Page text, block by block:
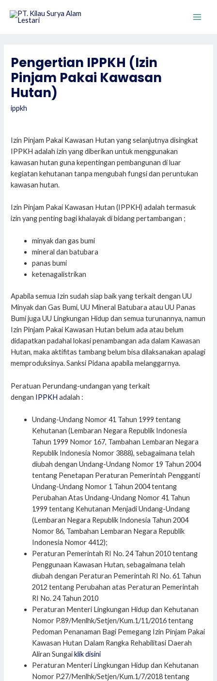
Pengertian IPPKH (Izin
Pinjam Pakai Kawasan
Hutan)
ippkh
Izin Pinjam Pakai Kawasan Hutan yang selanjutnya disingkat
IPPKH adalah izin yang diberikan untuk menggunakan
kawasan hutan guna kepentingan pembangunan di luar
kegiatan kehutanan tanpa mengubah fungsi dan peruntukan
kawasan hutan.
Izin Pinjam Pakai Kawasan Hutan (IPPKH) adalah termasuk
izin yang penting bagi khalayak di bidang pertambangan ;
minyak dan gas bumi
mineral dan batubara
panas bumi
ketenagalistrikan
Apabila semua Izin sudah siap baik yang terkait dengan UU
Minyak dan Gas Bumi, UU Mineral Batubara atau UU Panas
Bumi juga UU Lingkungan Hidup dan semua turunannya, namun
Izin Pinjam Pakai Kawasan Hutan belum ada atau belum
didapatkan padahal lokasi penambangan ada dalam Kawasan
Hutan, maka aktifitas tambang belum bisa dilaksanakan apalagi
memproduksinya. Sanksi Pidana apabila melanggarnya.
Peratuan Perundang-undangan yang terkait
dengan IPPKH adalah :
Undang-Undang Nomor 41 Tahun 1999 tentang
Kehutanan (Lembaran Negara Republik Indonesia
Tahun 1999 Nomor 167, Tambahan Lembaran Negara
Republik Indonesia Nomor 3888), sebagaimana telah
diubah dengan Undang-Undang Nomor 19 Tahun 2004
tentang Penetapan Peraturan Pemerintah Pengganti
Undang-Undang Nomor 1 Tahun 2004 tentang
Perubahan Atas Undang-Undang Nomor 41 Tahun
1999 tentang Kehutanan Menjadi Undang-Undang
(Lembaran Negara Republik Indonesia Tahun 2004
Nomor 86, Tambahan Lembaran Negara Republik
Indonesia Nomor 4412);
Peraturan Pemerintah RI No. 24 Tahun 2010 tentang
Penggunaan Kawasan Hutan, sebagaimana telah
diubah dengan Peraturan Pemerintah RI No. 61 Tahun
2012 tentang Perubahan atas Peraturan Pemerintah
RI No. 24 Tahun 2010
Peraturan Menteri Lingkungan Hidup dan Kehutanan
Nomor P.89/Menlhk/Setjen/Kum.1/11/2016 tentang
Pedoman Penanaman Bagi Pemegang Izin Pinjam Pakai
Kawasan Hutan Dalam Rangka Rehabilitasi Daerah
Aliran Sungaiklik disini
Peraturan Menteri Lingkungan Hidup dan Kehutanan
Nomor P.27/Menlhk/Setjen/Kum.1/7/2018 tentang